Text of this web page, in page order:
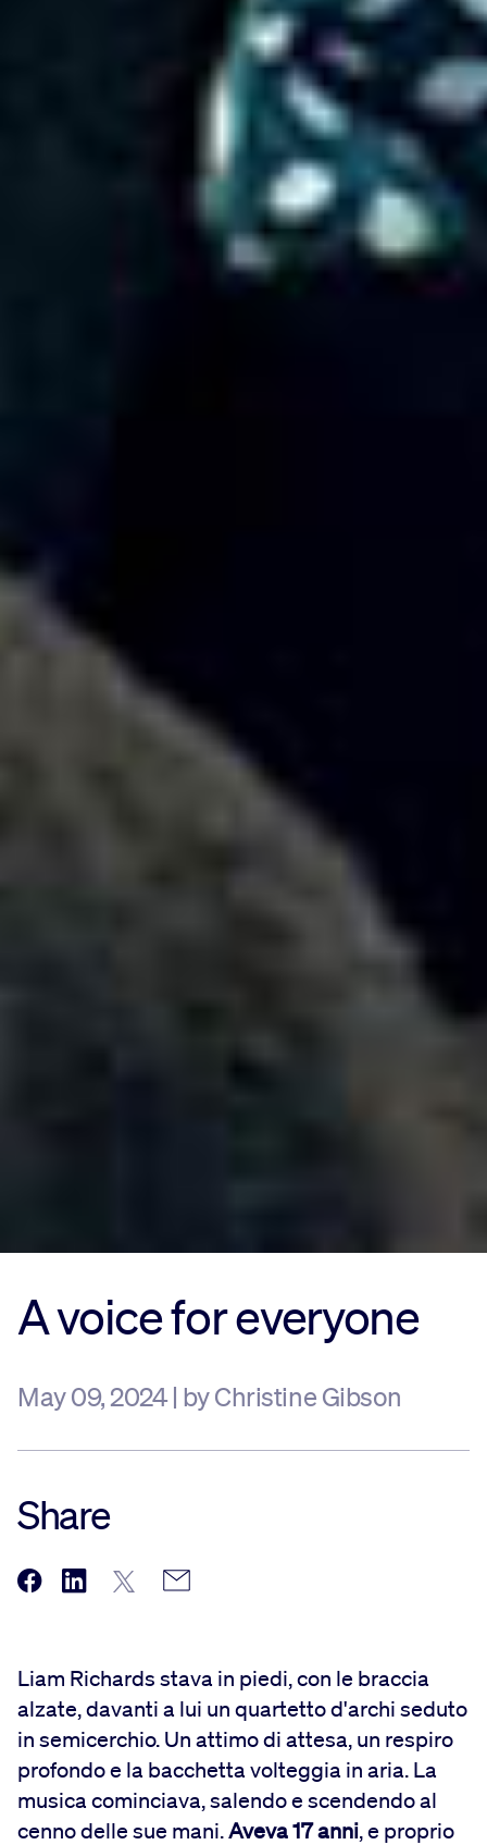
A voice for everyone
May 09, 2024 | by Christine Gibson
Share
Liam Richards stava in piedi, con le braccia
alzate, davanti a lui un quartetto d'archi seduto
in semicerchio. Un attimo di attesa, un respiro
profondo e la bacchetta volteggia in aria. La
musica cominciava, salendo e scendendo al
cenno delle sue mani.Aveva 17 anni,e proprio